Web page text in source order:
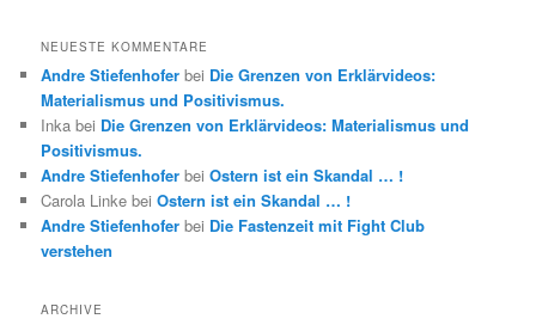
NEUESTE KOMMENTARE
Andre Stiefenhofer bei Die Grenzen von Erklärvideos:
Materialismus und Positivismus.
Inka bei Die Grenzen von Erklärvideos: Materialismus und
Positivismus.
Andre Stiefenhofer beiOstern ist ein Skandal … !
Carola Linke beiOstern ist ein Skandal … !
Andre Stiefenhofer bei Die Fastenzeit mit Fight Club
verstehen
ARCHIVE